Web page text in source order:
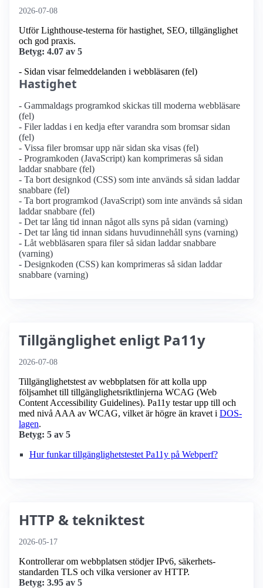
2026-07-08
Utför Lighthouse-testerna för hastighet, SEO, tillgänglighet
och god praxis.
Betyg: 4.07 av 5
- Sidan visar felmeddelanden i webbläsaren (fel)
Hastighet
- Gammaldags programkod skickas till moderna webbläsare
(fel)
- Filer laddas i en kedja efter varandra som bromsar sidan
(fel)
- Vissa filer bromsar upp när sidan ska visas (fel)
- Programkoden (JavaScript) kan komprimeras så sidan
laddar snabbare (fel)
- Ta bort designkod (CSS) som inte används så sidan laddar
snabbare (fel)
- Ta bort programkod (JavaScript) som inte används så sidan
laddar snabbare (fel)
- Det tar lång tid innan något alls syns på sidan (varning)
- Det tar lång tid innan sidans huvudinnehåll syns (varning)
- Låt webbläsaren spara filer så sidan laddar snabbare
(varning)
- Designkoden (CSS) kan komprimeras så sidan laddar
snabbare (varning)
Tillgänglighet enligt Pa11y
2026-07-08
Tillgänglighetstest av webbplatsen för att kolla upp
följsamhet till tillgänglighets­riktlinjerna WCAG (Web
Content Accessibility Guidelines). Pa11y testar upp till och
med nivå AAA av WCAG, vilket är högre än kravet i DOS-
lagen.
Betyg: 5 av 5
Hur funkar tillgänglighetstestet Pa11y på Webperf?
HTTP & tekniktest
2026-05-17
Kontrollerar om webbplatsen stödjer IPv6, säkerhets­
standarden TLS och vilka versioner av HTTP.
Betyg: 3.95 av 5